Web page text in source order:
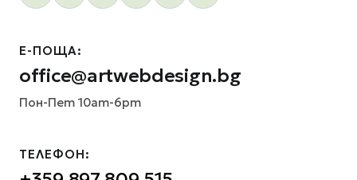
Е-ПОЩА:
office@artwebdesign.bg
Пон-Пет 10am-6pm
ТЕЛЕФОН: